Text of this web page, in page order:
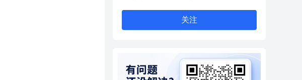
关注